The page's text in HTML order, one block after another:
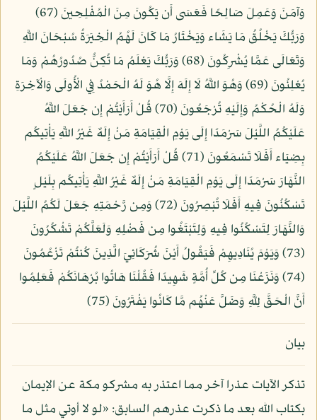
وَآمَنَ وَعَمِلَ صَالِحًا فَعَسَى أَن يَكُونَ مِنَ الْمُفْلِحِينَ (67)
وَرَبُّكَ يَخْلُقُ مَا يَشَاء وَيَخْتَارُ مَا كَانَ لَهُمُ الْخِيَرَةُ سُبْحَانَ اللَّهِ
وَتَعَالَى عَمَّا يُشْرِكُونَ (68) وَرَبُّكَ يَعْلَمُ مَا تُكِنُّ صُدُورُهُمْ وَمَا
يُعْلِنُونَ (69) وَهُوَ اللَّهُ لَا إِلَهَ إِلَّا هُوَ لَهُ الْحَمْدُ فِي الْأُولَى وَالْآخِرَةِ
وَلَهُ الْحُكْمُ وَإِلَيْهِ تُرْجَعُونَ (70) قُلْ أَرَأَيْتُمْ إِن جَعَلَ اللَّهُ
عَلَيْكُمُ اللَّيْلَ سَرْمَدًا إِلَى يَوْمِ الْقِيَامَةِ مَنْ إِلَهٌ غَيْرُ اللَّهِ يَأْتِيكُم
بِضِيَاء أَفَلَا تَسْمَعُونَ (71) قُلْ أَرَأَيْتُمْ إِن جَعَلَ اللَّهُ عَلَيْكُمُ
النَّهَارَ سَرْمَدًا إِلَى يَوْمِ الْقِيَامَةِ مَنْ إِلَهٌ غَيْرُ اللَّهِ يَأْتِيكُم بِلَيْلٍ
تَسْكُنُونَ فِيهِ أَفَلَا تُبْصِرُونَ (72) وَمِن رَّحْمَتِهِ جَعَلَ لَكُمُ اللَّيْلَ
وَالنَّهَارَ لِتَسْكُنُوا فِيهِ وَلِتَبْتَغُوا مِن فَضْلِهِ وَلَعَلَّكُمْ تَشْكُرُونَ
(73) وَيَوْمَ يُنَادِيهِمْ فَيَقُولُ أَيْنَ شُرَكَائِيَ الَّذِينَ كُنتُمْ تَزْعُمُونَ
(74) وَنَزَعْنَا مِن كُلِّ أُمَّةٍ شَهِيدًا فَقُلْنَا هَاتُوا بُرْهَانَكُمْ فَعَلِمُوا
أَنَّ الْحَقَّ لِلَّهِ وَضَلَّ عَنْهُم مَّا كَانُوا يَفْتَرُونَ (75)
بيان
تذكر الآيات عذرا آخر مما اعتذر به مشركو مكة عن الإيمان
بكتاب الله بعد ما ذكرت عذرهم السابق: «لو لا أوتي مثل ما